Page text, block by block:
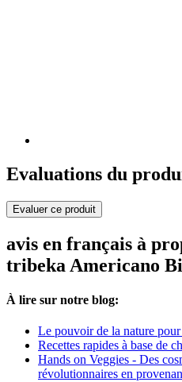
Evaluations du
Evaluer ce produit
avis en français à
tribeka Americano
À lire sur notre blog:
Le pouvoir de la nature
Recettes rapides à base de
Hands on Veggies - Des
révolutionnaires en